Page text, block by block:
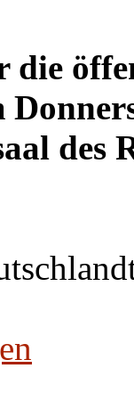
die
des